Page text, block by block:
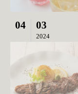
04 03
2024